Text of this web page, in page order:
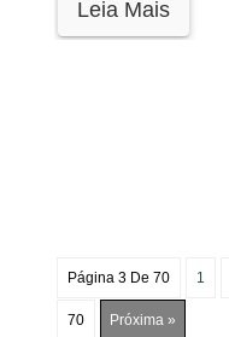
Leia Mais
Página 3 De 70 1
70 Próxima »